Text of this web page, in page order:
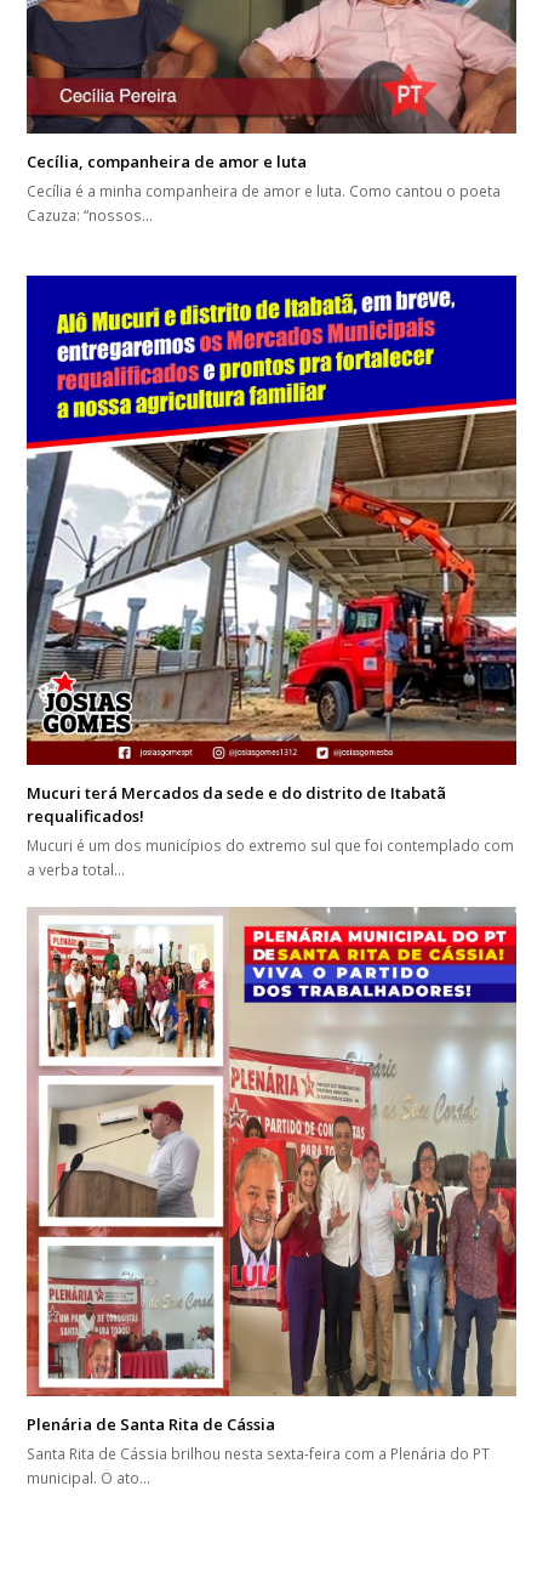
Cecília, companheira de amor e luta
Cecília é a minha companheira de amor e luta. Como cantou o poeta
Cazuza: “nossos…
Mucuri terá Mercados da sede e do distrito de Itabatã
requalificados!
Mucuri é um dos municípios do extremo sul que foi contemplado com
a verba total…
Plenária de Santa Rita de Cássia
Santa Rita de Cássia brilhou nesta sexta-feira com a Plenária do PT
municipal. O ato…